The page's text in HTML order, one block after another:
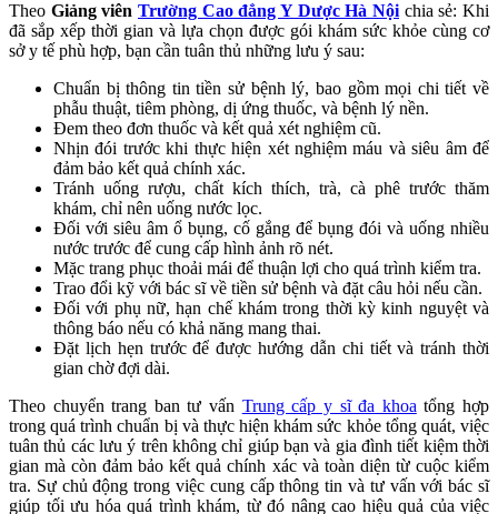
Theo Giảng viênTrường Cao đẳng Y Dược Hà Nội chia sẻ: Khi
đã sắp xếp thời gian và lựa chọn được gói khám sức khỏe cùng cơ
sở y tế phù hợp, bạn cần tuân thủ những lưu ý sau:
Chuẩn bị thông tin tiền sử bệnh lý, bao gồm mọi chi tiết về
phẫu thuật, tiêm phòng, dị ứng thuốc, và bệnh lý nền.
Đem theo đơn thuốc và kết quả xét nghiệm cũ.
Nhịn đói trước khi thực hiện xét nghiệm máu và siêu âm để
đảm bảo kết quả chính xác.
Tránh uống rượu, chất kích thích, trà, cà phê trước thăm
khám, chỉ nên uống nước lọc.
Đối với siêu âm ổ bụng, cố gắng để bụng đói và uống nhiều
nước trước để cung cấp hình ảnh rõ nét.
Mặc trang phục thoải mái để thuận lợi cho quá trình kiểm tra.
Trao đổi kỹ với bác sĩ về tiền sử bệnh và đặt câu hỏi nếu cần.
Đối với phụ nữ, hạn chế khám trong thời kỳ kinh nguyệt và
thông báo nếu có khả năng mang thai.
Đặt lịch hẹn trước để được hướng dẫn chi tiết và tránh thời
gian chờ đợi dài.
Theo chuyển trang ban tư vấn Trung cấp y sĩ đa khoa tổng hợp
trong quá trình chuẩn bị và thực hiện khám sức khỏe tổng quát, việc
tuân thủ các lưu ý trên không chỉ giúp bạn và gia đình tiết kiệm thời
gian mà còn đảm bảo kết quả chính xác và toàn diện từ cuộc kiểm
tra. Sự chủ động trong việc cung cấp thông tin và tư vấn với bác sĩ
giúp tối ưu hóa quá trình khám, từ đó nâng cao hiệu quả của việc